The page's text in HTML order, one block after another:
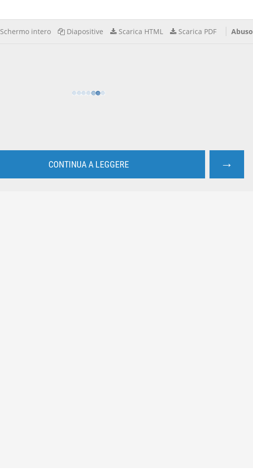
Schermo intero Diapositive Scarica HTML Scarica PDF Abuso
CONTINUA A LEGGERE →